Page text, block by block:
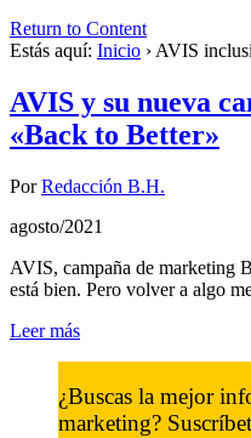
Return to Content
Estás aquí: Inicio › AVIS
AVIS y su nueva
«Back to Better»
PorRedacción B.H.
agosto/2021
AVIS, campaña de marketing
está bien. Pero volver a algo
Leer más
¿Buscas la mejor
marketing?